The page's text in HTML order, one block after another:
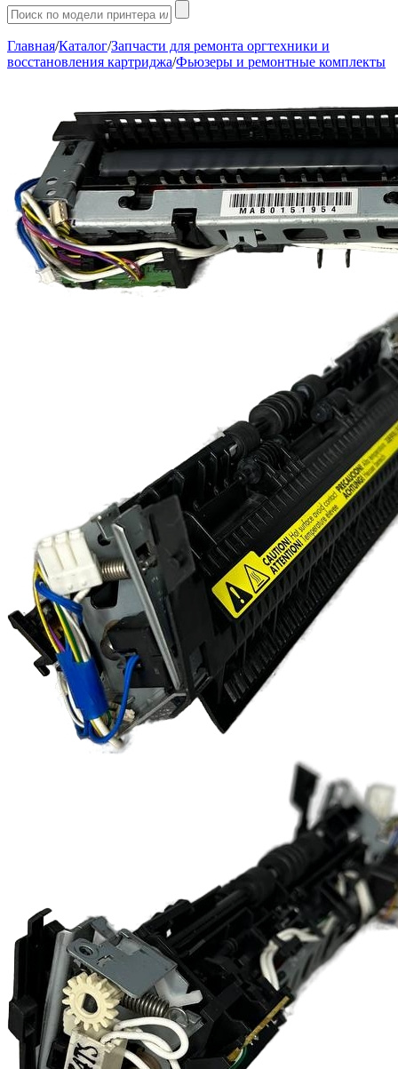
Главная/Каталог/Запчасти для ремонта оргтехники и
восстановления картриджа/Фьюзеры и ремонтные комплекты